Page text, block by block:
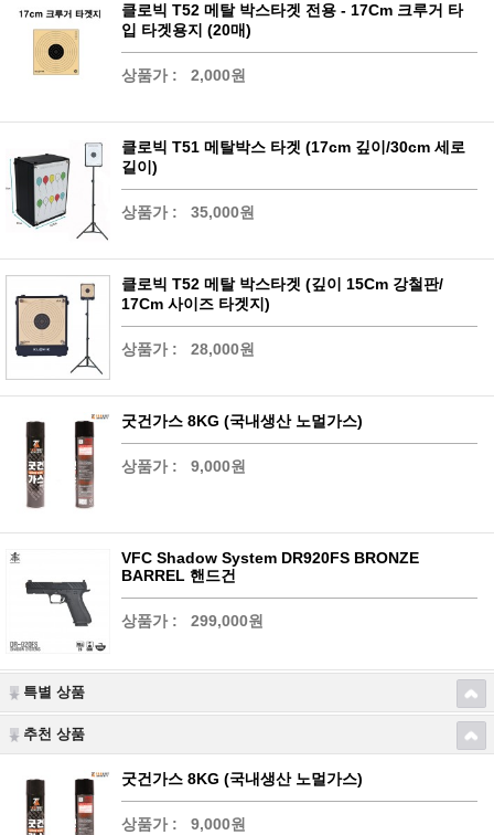
클로빅 T52 메탈 박스타겟 전용 - 17Cm 크루거 타
입 타겟용지 (20매)
상품가 : 2,000원
클로빅 T51 메탈박스 타겟 (17cm 깊이/30cm 세로
길이)
상품가 : 35,000원
클로빅 T52 메탈 박스타겟 (깊이 15Cm 강철판/
17Cm 사이즈 타겟지)
상품가 : 28,000원
굿건가스 8KG (국내생산 노멀가스)
상품가 : 9,000원
VFC Shadow System DR920FS BRONZE
BARREL 핸드건
상품가 : 299,000원
특별 상품
추천 상품
굿건가스 8KG (국내생산 노멀가스)
상품가 : 9,000원